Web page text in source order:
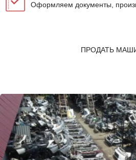
Оформляем документы,
ПРОДАТЬ